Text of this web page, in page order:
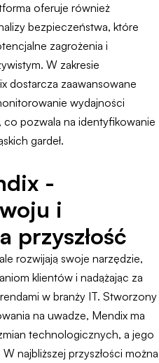
oferuje również
bezpieczeństwa, które
zagrożenia i
W zakresie
dostarcza zaawansowane
wydajności
co pozwala na identyfikowanie
gardeł.
-
i
przyszłość
rozwijają swoje narzędzie,
klientów i nadążając za
w branży IT. Stworzony
na uwadze, Mendix ma
technologicznych, a jego
najbliższej przyszłości można